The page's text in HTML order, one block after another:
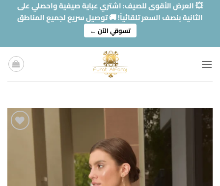
تخطي
للمحتوى
💥 العرض الأقوى للصيف: اشتري عباية صيفية واحصلي على
الثانية بنصف السعر تلقائياً! 🚚 توصيل سريع لجميع المناطق
تسوقي الآن ←